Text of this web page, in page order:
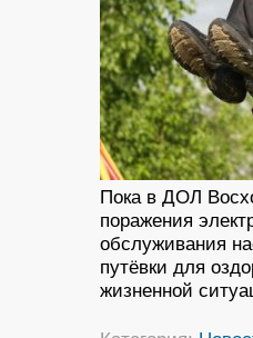
Пока в ДОЛ
поражения
обслуживания
путёвки для
жизненной